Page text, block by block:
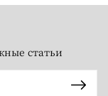
статьи